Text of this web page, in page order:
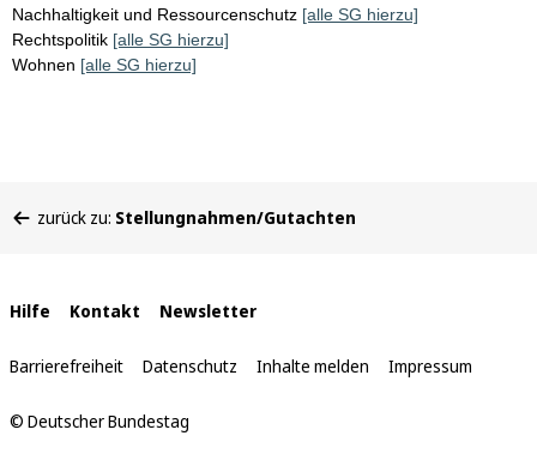
Nachhaltigkeit und Ressourcenschutz [alle SG hierzu]
Rechtspolitik [alle SG hierzu]
Wohnen [alle SG hierzu]
befinden
zurück zu: Stellungnahmen/Gutachten
Interne
Links
Hilfe Kontakt Newsletter
Barrierefreiheit Datenschutz Inhalte melden Impressum
© Deutscher Bundestag